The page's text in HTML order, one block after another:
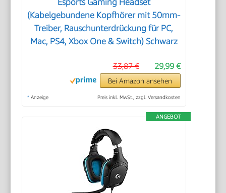
Esports Gaming Headset
(Kabelgebundene Kopfhörer mit 50mm-
Treiber, Rauschunterdrückung für PC,
Mac, PS4, Xbox One & Switch) Schwarz
29,99 €
33,87 €
Bei Amazon ansehen
* Anzeige Preis inkl. MwSt., zzgl. Versandkosten
ANGEBOT